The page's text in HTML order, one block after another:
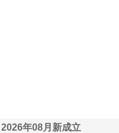
2026年08月新成立